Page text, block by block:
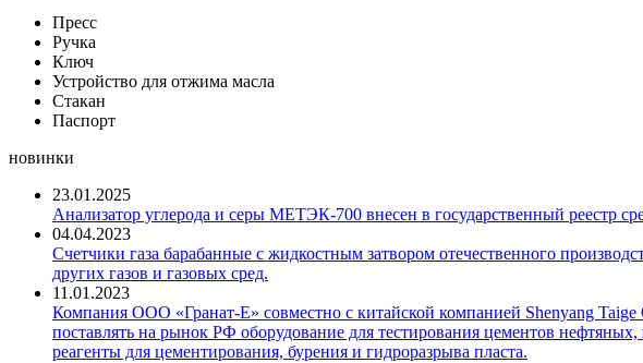
Пресс
Ручка
Ключ
Устройство для отжима масла
Стакан
Паспорт
новинки
23.01.2025
Анализатор углерода и серы МЕТЭК-700 внесен в государственный реестр
04.04.2023
Счетчики газа барабанные с жидкостным затвором отечественного
других газов и газовых сред.
11.01.2023
Компания ООО «Гранат-Е» совместно с китайской компанией Shenyang
поставлять на рынок РФ оборудование для тестирования цементов
реагенты для цементирования, бурения и гидроразрыва пласта.